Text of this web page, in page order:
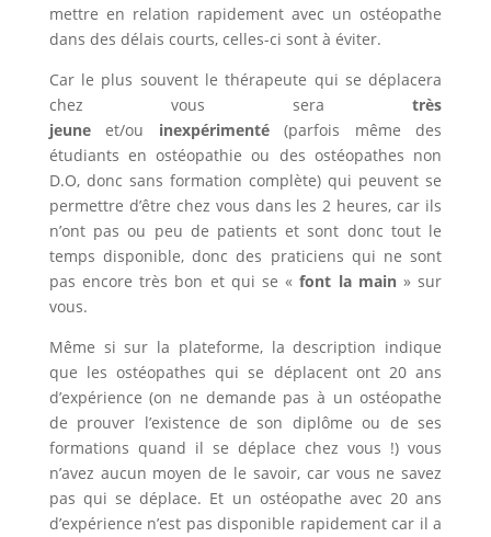
mettre en relation rapidement avec un ostéopathe
dans des délais courts, celles-ci sont à éviter.
Car le plus souvent le thérapeute qui se déplacera
chez vous sera très
jeuneet/ou inexpérimenté(parfois même des
étudiants en ostéopathie ou des ostéopathes non
D.O, donc sans formation complète) qui peuvent se
permettre d’être chez vous dans les 2 heures, car ils
n’ont pas ou peu de patients et sont donc tout le
temps disponible, donc des praticiens qui ne sont
pas encore très bon et qui se «font la main» sur
vous.
Même si sur la plateforme, la description indique
que les ostéopathes qui se déplacent ont 20 ans
d’expérience (on ne demande pas à un ostéopathe
de prouver l’existence de son diplôme ou de ses
formations quand il se déplace chez vous !) vous
n’avez aucun moyen de le savoir, car vous ne savez
pas qui se déplace. Et un ostéopathe avec 20 ans
d’expérience n’est pas disponible rapidement car il a